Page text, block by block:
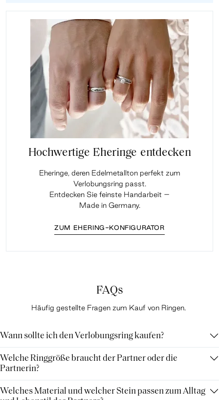
Hochwertige Eheringe entdecken
Eheringe, deren Edelmetallton perfekt zum
Verlobungsring passt.
Entdecken Sie feinste Handarbeit –
Made in Germany.
ZUM EHERING-KONFIGURATOR
FAQs
Häufig gestellte Fragen zum Kauf von Ringen.
Wann sollte ich den Verlobungsring kaufen?
Welche Ringgröße braucht der Partner oder die
Partnerin?
Welches Material und welcher Stein passen zum Alltag